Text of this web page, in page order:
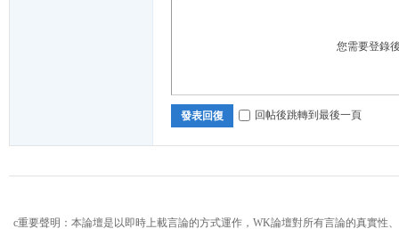
您需要登錄
發表回復 回帖後跳轉到最後一頁
c重要聲明：本論壇是以即時上載言論的方式運作，WK論壇對所有言論的真實